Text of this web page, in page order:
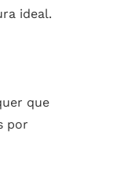
ideal.
que
por